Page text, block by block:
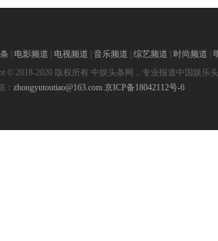
电影频道 电视频道 音乐频道 综艺频道 时尚频道
© 2018-2020 版权所有 中娱头条网，专业报道中国娱乐
： zhongyutoutiao@163.com 京ICP备18042112号-6